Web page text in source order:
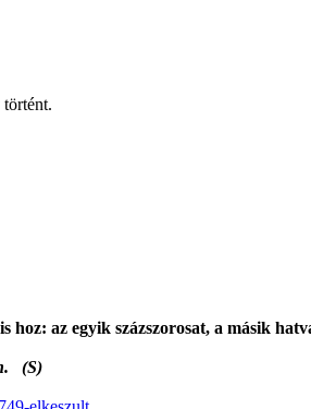
az egyik százszorosat, a másik
(S)